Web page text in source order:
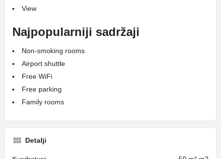
View
Najpopularniji sadržaji
Non-smoking rooms
Airport shuttle
Free WiFi
Free parking
Family rooms
Detalji